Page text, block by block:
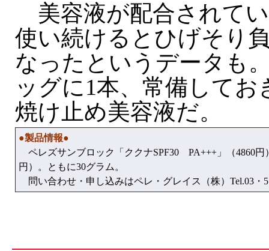
美容液が配合されて
使い続けるとひげそり
なったというデータも
ッグに1本、常備してお
焼け止め美容液だ。
●製品情報●
ペレズサンブロック「ククナSPF30 PA+++」（4860円
円）。ともに30グラム。
問い合わせ・申し込みはペレ・グレイス（株）Tel.03・